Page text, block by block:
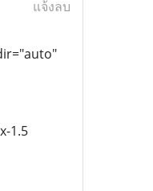
แจ้งลบ
1.5